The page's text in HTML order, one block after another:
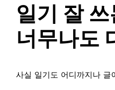
일기 잘
너무나도
사실 일기도 어디까지나 글